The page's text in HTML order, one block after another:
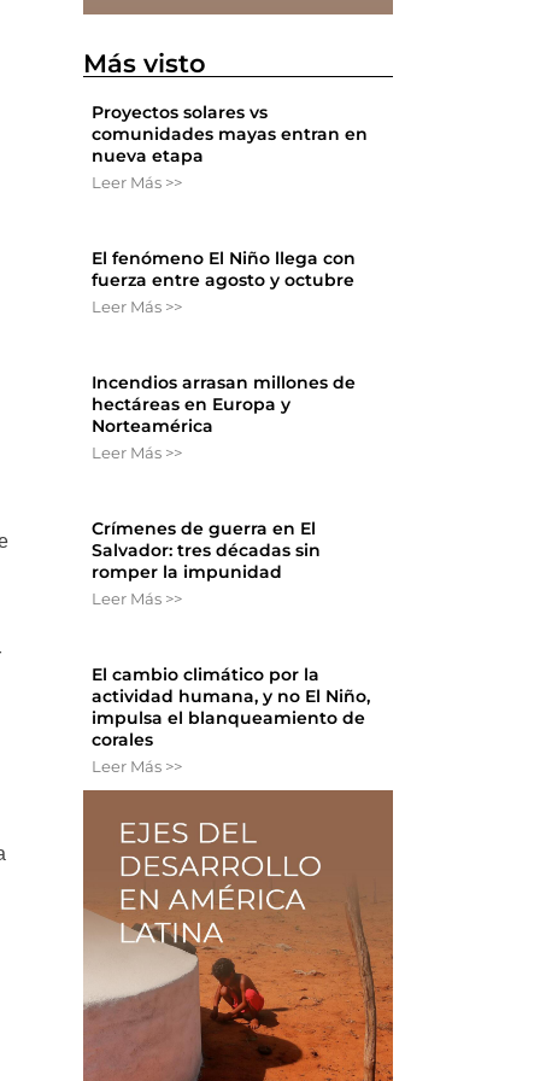
Más visto
Proyectos solares vs
comunidades mayas entran en
nueva etapa
Leer Más >>
El fenómeno El Niño llega con
fuerza entre agosto y octubre
Leer Más >>
Incendios arrasan millones de
hectáreas en Europa y
Norteamérica
Leer Más >>
Crímenes de guerra en El
Salvador: tres décadas sin
romper la impunidad
Leer Más >>
El cambio climático por la
actividad humana, y no El Niño,
impulsa el blanqueamiento de
corales
Leer Más >>